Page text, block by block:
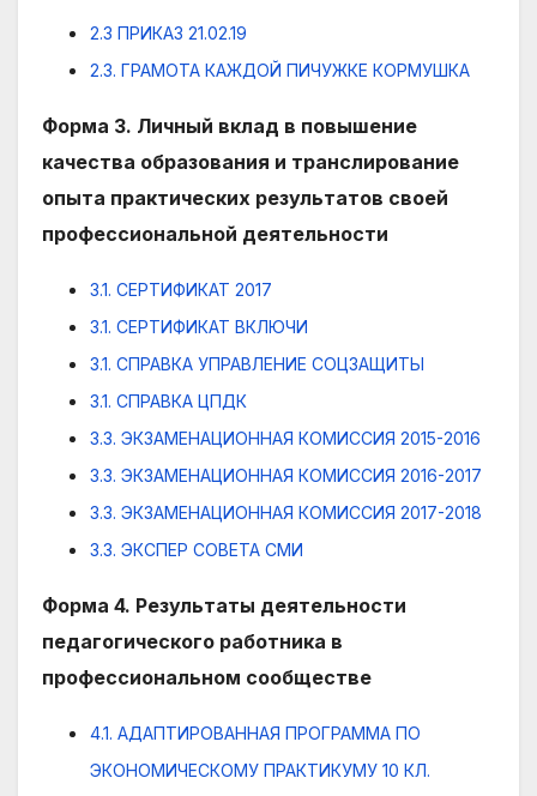
2.3 ПРИКАЗ 21.02.19
2.3. ГРАМОТА КАЖДОЙ ПИЧУЖКЕ КОРМУШКА
Форма 3. Личный вклад в повышение
качества образования и транслирование
опыта практических результатов своей
профессиональной деятельности
3.1. СЕРТИФИКАТ 2017
3.1. СЕРТИФИКАТ ВКЛЮЧИ
3.1. СПРАВКА УПРАВЛЕНИЕ СОЦЗАЩИТЫ
3.1. СПРАВКА ЦПДК
3.3. ЭКЗАМЕНАЦИОННАЯ КОМИССИЯ 2015-2016
3.3. ЭКЗАМЕНАЦИОННАЯ КОМИССИЯ 2016-2017
3.3. ЭКЗАМЕНАЦИОННАЯ КОМИССИЯ 2017-2018
3.3. ЭКСПЕР СОВЕТА СМИ
Форма 4. Результаты деятельности
педагогического работника в
профессиональном сообществе
4.1. АДАПТИРОВАННАЯ ПРОГРАММА ПО
ЭКОНОМИЧЕСКОМУ ПРАКТИКУМУ 10 КЛ.